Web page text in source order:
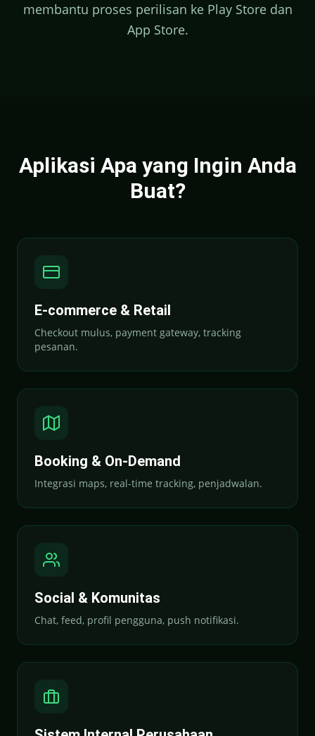
membantu proses perilisan ke Play Store dan
App Store.
Aplikasi Apa yang Ingin Anda
Buat?
E-commerce & Retail
Checkout mulus, payment gateway, tracking
pesanan.
Booking & On-Demand
Integrasi maps, real-time tracking, penjadwalan.
Social & Komunitas
Chat, feed, profil pengguna, push notifikasi.